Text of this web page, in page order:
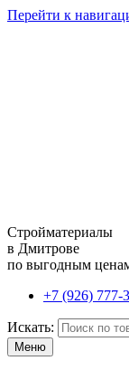
Перейти к
Стройматериалы
в Дмитрове
по выгодным
+7 (926) 777-
Искать:
Меню